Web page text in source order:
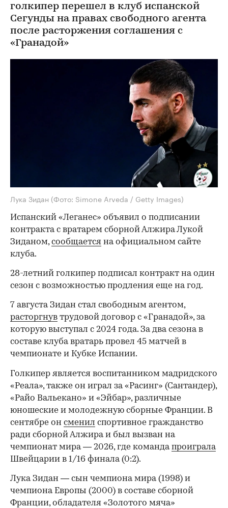
голкипер перешел в клуб испанской
Сегунды на правах свободного агента
после расторжения соглашения с
«Гранадой»
Лука Зидан (Фото: Simone Arveda / Getty Images)
Испанский «Леганес» объявил о подписании
контракта с вратарем сборной Алжира Лукой
Зиданом,сообщается на официальном сайте
клуба.
28-летний голкипер подписал контракт на один
сезон с возможностью продления еще на год.
7 августа Зидан стал свободным агентом,
расторгнув трудовой договор с «Гранадой», за
которую выступал с 2024 года. За два сезона в
составе клуба вратарь провел 45 матчей в
чемпионате и Кубке Испании.
Голкипер является воспитанником мадридского
«Реала», также он играл за «Расинг» (Сантандер),
«Райо Вальекано» и «Эйбар», различные
юношеские и молодежную сборные Франции. В
сентябре он сменил спортивное гражданство
ради сборной Алжира и был вызван на
чемпионат мира — 2026, где командапроиграла
Швейцарии в 1/16 финала (0:2).
Лука Зидан — сын чемпиона мира (1998) и
чемпиона Европы (2000) в составе сборной
Франции, обладателя «Золотого мяча»